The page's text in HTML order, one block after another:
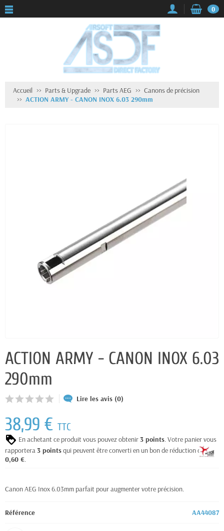
0
Accueil Parts & Upgrade Parts AEG
Canons de précision
ACTION ARMY - CANON INOX 6.03 290mm
ACTION ARMY - CANON INOX 6.03
290mm
Lire les avis (0)
38,99 € TTC
En achetant ce produit vous pouvez obtenir3 points. Votre panier vous
rapportera3 pointsqui peuvent être converti en un bon de réduction de
0,60 €.
Canon AEG Inox 6.03mm parfait pour augmenter votre précision.
Référence AA44087